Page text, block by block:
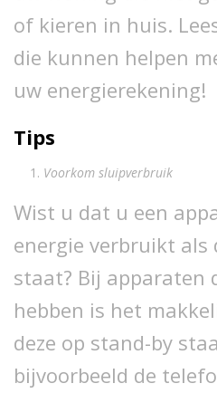
of kieren in huis.
die kunnen helpen
uw energierekening!
Tips
Voorkom sluipverbruik
Wist u dat u een
energie verbruikt als
staat? Bij apparaten
hebben is het
deze op stand-by
bijvoorbeeld de